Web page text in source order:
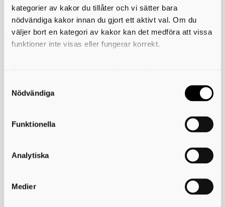
kategorier av kakor du tillåter och vi sätter bara
nödvändiga kakor innan du gjort ett aktivt val. Om du
väljer bort en kategori av kakor kan det medföra att vissa
funktioner inte visas eller fungerar korrekt.
användning av kakor som du hittar längst ner på sidan
Nödvändiga
Funktionella
Analytiska
Medier
Måndag 7–16
Tisdag 7–19
Onsdag 7–16
Torsdag 7–19
Fredag 7–16
Skriv ut
Avfall & Återvinning Skaraborg
Telefon: